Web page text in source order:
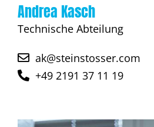
Andrea Kasch
Technische Abteilung
ak@steinstosser.com
+49 2191 37 11 19